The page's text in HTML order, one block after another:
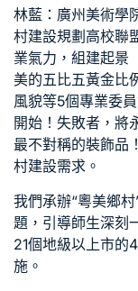
林藍：廣州美術學
村建設規劃高校聯
業氣力，組建起景
美的五比五黃金比
風貌等5個專業委
開始！失敗者，將
最不對稱的裝飾品
村建設需求。
我們承辦“粵美鄉
題，引導師生深刻
21個地級以上市的
施。